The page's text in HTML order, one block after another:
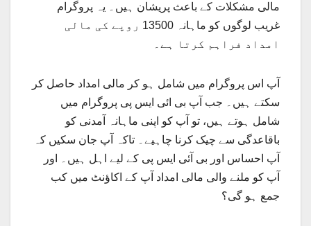
مالی مشکلات کے باعث پریشان ہیں۔ یہ پروگرام
غریب لوگوں کو ماہانہ 13500 روپے کی مالی
امداد فراہم کرتا ہے۔
آپ اس پروگرام میں شامل ہو کر مالی امداد حاصل کر
سکتے ہیں۔ جب آپ بی ائی ایس پی پروگرام میں
شامل ہوتے ہیں، تو آپ کو اپنی ماہانہ آمدنی کو
باقاعدگی سے چیک کرنا چاہیے۔ تاکہ آپ جان سکیں کہ
آپ احساس اور بی آئی ایس پی کے لیے اہل ہیں۔ اور
آپ کو ملنے والی مالی امداد آپ کے اکاؤنٹ میں کب
جمع ہو گی؟